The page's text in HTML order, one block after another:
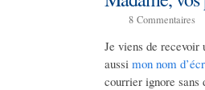
8 Commentaires
Je viens de
aussi mon nom
courrier ignore sans